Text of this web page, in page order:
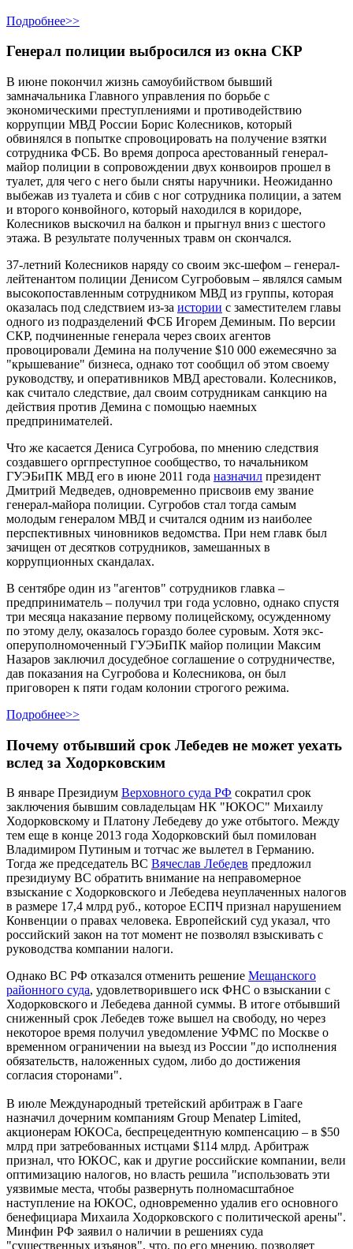
Подробнее>>
Генерал полиции выбросился из окна СКР
В июне покончил жизнь самоубийством бывший
замначальника Главного управления по борьбе с
экономическими преступлениями и противодействию
коррупции МВД России Борис Колесников, который
обвинялся в попытке спровоцировать на получение взятки
сотрудника ФСБ. Во время допроса арестованный генерал-
майор полиции в сопровождении двух конвоиров прошел в
туалет, для чего с него были сняты наручники. Неожиданно
выбежав из туалета и сбив с ног сотрудника полиции, а затем
и второго конвойного, который находился в коридоре,
Колесников выскочил на балкон и прыгнул вниз с шестого
этажа. В результате полученных травм он скончался.
37-летний Колесников наряду со своим экс-шефом – генерал-
лейтенантом полиции Денисом Сугробовым – являлся самым
высокопоставленным сотрудником МВД из группы, которая
оказалась под следствием из-за истории с заместителем главы
одного из подразделений ФСБ Игорем Деминым. По версии
СКР, подчиненные генерала через своих агентов
провоцировали Демина на получение $10 000 ежемесячно за
"крышевание" бизнеса, однако тот сообщил об этом своему
руководству, и оперативников МВД арестовали. Колесников,
как считало следствие, дал своим сотрудникам санкцию на
действия против Демина с помощью наемных
предпринимателей.
Что же касается Дениса Сугробова, по мнению следствия
создавшего оргпреступное сообщество, то начальником
ГУЭБиПК МВД его в июне 2011 года назначил президент
Дмитрий Медведев, одновременно присвоив ему звание
генерал-майора полиции. Сугробов стал тогда самым
молодым генералом МВД и считался одним из наиболее
перспективных чиновников ведомства. При нем главк был
зачищен от десятков сотрудников, замешанных в
коррупционных скандалах.
В сентябре один из "агентов" сотрудников главка –
предприниматель – получил три года условно, однако спустя
три месяца наказание первому полицейскому, осужденному
по этому делу, оказалось гораздо более суровым. Хотя экс-
оперуполномоченный ГУЭБиПК майор полиции Максим
Назаров заключил досудебное соглашение о сотрудничестве,
дав показания на Сугробова и Колесникова, он был
приговорен к пяти годам колонии строгого режима.
Подробнее>>
Почему отбывший срок Лебедев не может уехать
вслед за Ходорковским
В январе Президиум Верховного суда РФ сократил срок
заключения бывшим совладельцам НК "ЮКОС" Михаилу
Ходорковскому и Платону Лебедеву до уже отбытого. Между
тем еще в конце 2013 года Ходорковский был помилован
Владимиром Путиным и тотчас же вылетел в Германию.
Тогда же председатель ВС Вячеслав Лебедев предложил
президиуму ВС обратить внимание на неправомерное
взыскание с Ходорковского и Лебедева неуплаченных налогов
в размере 17,4 млрд руб., которое ЕСПЧ признал нарушением
Конвенции о правах человека. Европейский суд указал, что
российский закон на тот момент не позволял взыскивать с
руководства компании налоги.
Однако ВС РФ отказался отменить решение Мещанского
районного суда, удовлетворившего иск ФНС о взыскании с
Ходорковского и Лебедева данной суммы. В итоге отбывший
сниженный срок Лебедев тоже вышел на свободу, но через
некоторое время получил уведомление УФМС по Москве о
временном ограничении на выезд из России "до исполнения
обязательств, наложенных судом, либо до достижения
согласия сторонами".
В июле Международный третейский арбитраж в Гааге
назначил дочерним компаниям Group Menatep Limited,
акционерам ЮКОСа, беспрецедентную компенсацию – в $50
млрд при затребованных истцами $114 млрд. Арбитраж
признал, что ЮКОС, как и другие российские компании, вели
оптимизацию налогов, но власть решила "использовать эти
уязвимые места, чтобы развернуть полномасштабное
наступление на ЮКОС, одновременно удалив его основного
бенефициара Михаила Ходорковского с политической арены".
Минфин РФ заявил о наличии в решениях суда
"существенных изъянов", что, по его мнению, позволяет